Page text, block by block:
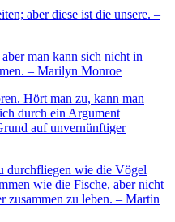
aber diese ist die unsere. –
man kann sich nicht in
– Marilyn Monroe
Hört man zu, kann man
durch ein Argument
auf unvernünftiger
durchfliegen wie die Vögel
wie die Fische, aber nicht
zusammen zu leben. – Martin